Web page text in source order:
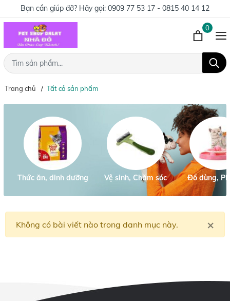
Bạn cần giúp đỡ? Hãy gọi: 0909 77 53 17 - 0815 40 14 12
0
Trang chủ Tất cả sản phẩm
Thức ăn, dinh dưỡng Vệ sinh, Chăm sóc Đồ dùng,
×
Không có bài viết nào trong danh mục này.